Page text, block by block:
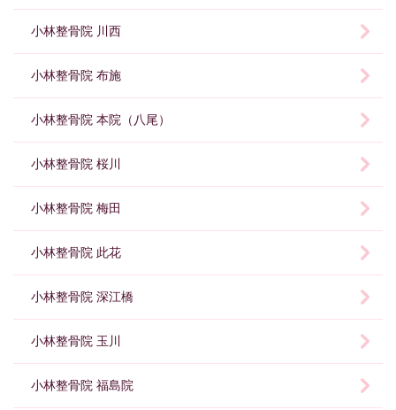
小林整骨院 川西
小林整骨院 布施
小林整骨院 本院（八尾）
小林整骨院 桜川
小林整骨院 梅田
小林整骨院 此花
小林整骨院 深江橋
小林整骨院 玉川
小林整骨院 福島院